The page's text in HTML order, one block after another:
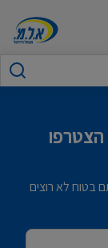
בטוח לא רוצים